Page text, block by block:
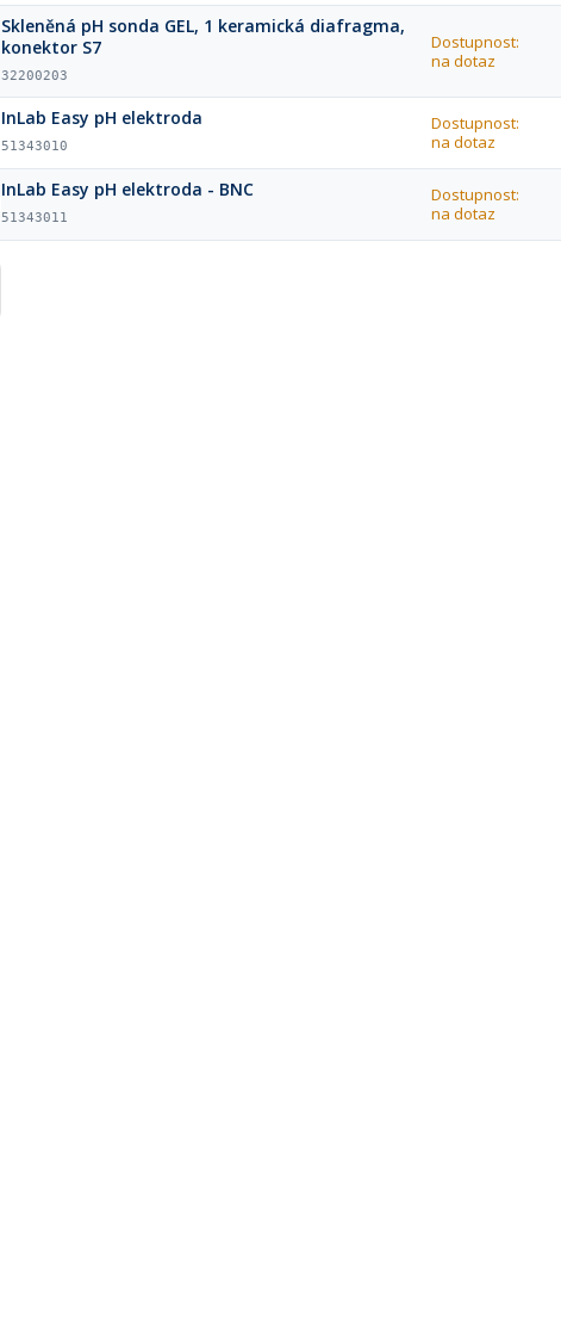
Skleněná pH sonda GEL, 1 keramická diafragma,
konektor S7
32200203
Dostupnost:
na dotaz
InLab Easy pH elektroda
51343010
Dostupnost:
na dotaz
InLab Easy pH elektroda - BNC
51343011
Dostupnost:
na dotaz